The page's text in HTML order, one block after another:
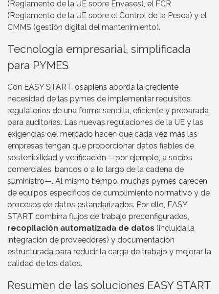
(Reglamento de la UE sobre Envases), el FCR
(Reglamento de la UE sobre el Control de la Pesca) y el
CMMS (gestión digital del mantenimiento).
Tecnología empresarial, simplificada
para PYMES
Con EASY START, osapiens aborda la creciente
necesidad de las pymes de implementar requisitos
regulatorios de una forma sencilla, eficiente y preparada
para auditorías. Las nuevas regulaciones de la UE y las
exigencias del mercado hacen que cada vez más las
empresas tengan que proporcionar datos fiables de
sostenibilidad y verificación —por ejemplo, a socios
comerciales, bancos o a lo largo de la cadena de
suministro—. Al mismo tiempo, muchas pymes carecen
de equipos específicos de cumplimiento normativo y de
procesos de datos estandarizados. Por ello, EASY
START combina flujos de trabajo preconfigurados,
recopilación automatizada de datos (incluida la
integración de proveedores) y documentación
estructurada para reducir la carga de trabajo y mejorar la
calidad de los datos.
Resumen de las soluciones EASY START